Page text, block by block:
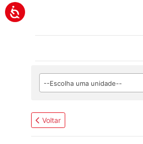
--Escolha uma unidade--
Voltar